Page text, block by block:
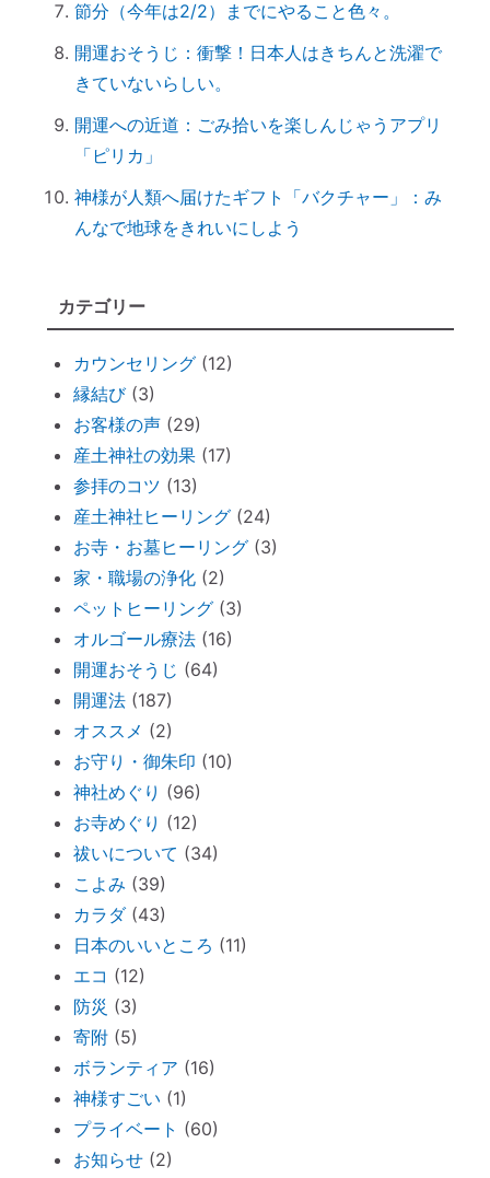
る
ハタキをかけると部屋の波動が上がる♪
情報に振り回されず、必要な情報を受け取
るコツ
非常用トイレ（尿と便を分ければ臭わな
い）
台風を正しく怖がろう ～知って損なし
何をしたら神社で歓迎されるのか？
外、幼き魂？
ブッダと始める『 家族の苦悩から抜ける方
法 』
悪いカルマを相殺できるコツコツ貯金
仏壇内の断捨離
ペットヒーリング（ペットの不仲、誤食）
オススメ：全身に効果的な「耳温灸」～煙
が出ない温灸器
断捨離しながら寄付できる「いいことシッ
プ」～ 必要なのは送料のみ。
胎内記憶ガール「お空のセカイ」～流産の
理由が少し可愛くてホッコリ。
「胎内記憶」を持つ子どもが増えているワ
ケ
新生活が始まったら「鎮守神社リサーチ」
を。
古い携帯から受けるダメージ
周りを優先し過ぎる人のための「ご自愛レ
ッスン」
神社巡りならぬ「トイレ巡り」～The
Tokyo Toilet
ずっと観ていたい。映画「PERFECT
DAYS」
電子レンジの電磁波対策に「レンジプロテ
クター」
節分（今年は2/2）までにやること色々。
開運おそうじ：衝撃！日本人はきちんと洗濯で
きていないらしい。
開運への近道：ごみ拾いを楽しんじゃうアプリ
「ピリカ」
神様が人類へ届けたギフト「バクチャー」：み
んなで地球をきれいにしよう
カテゴリー
カウンセリング(12)
縁結び(3)
お客様の声(29)
産土神社の効果(17)
参拝のコツ (13)
産土神社ヒーリング(24)
お寺・お墓ヒーリング(3)
家・職場の浄化(2)
ペットヒーリング(3)
オルゴール療法(16)
開運おそうじ (64)
開運法(187)
オススメ (2)
お守り・御朱印 (10)
神社めぐり (96)
お寺めぐり (12)
祓いについて (34)
こよみ (39)
カラダ(43)
日本のいいところ (11)
エコ (12)
防災 (3)
寄附(5)
ボランティア (16)
神様すごい (1)
プライベート (60)
お知らせ(2)